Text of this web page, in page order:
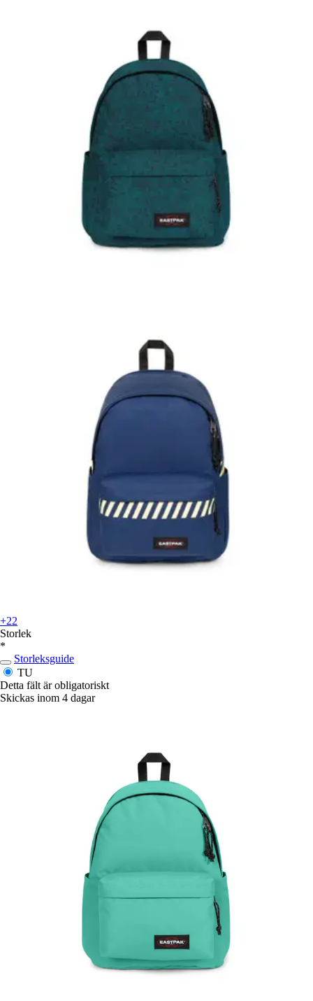
+22
Storlek
*
Storleksguide
TU
Detta fält är obligatoriskt
Skickas inom 4 dagar